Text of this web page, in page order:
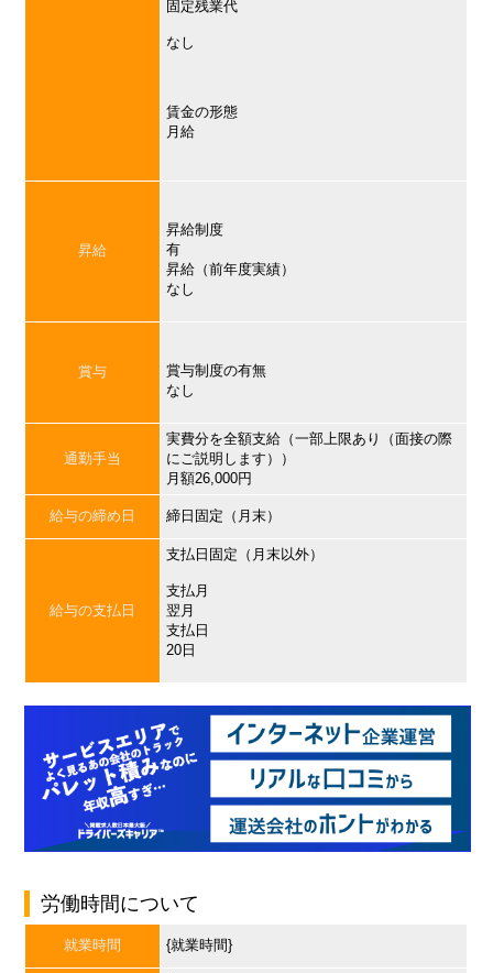
固定残業代
なし
賃金の形態
月給
昇給
昇給制度
有
昇給（前年度実績）
なし
賞与
賞与制度の有無
なし
通勤手当
実費分を全額支給（一部上限あり（面接の際
にご説明します））
月額26,000円
給与の締め日 締日固定（月末）
給与の支払日
支払日固定（月末以外）
支払月
翌月
支払日
20日
労働時間について
就業時間 {就業時間}